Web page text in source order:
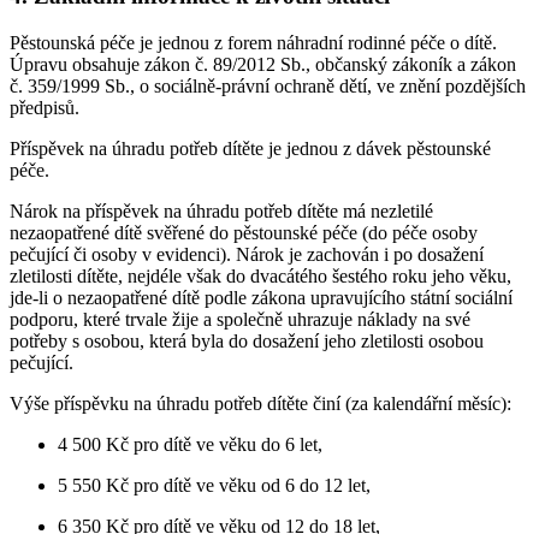
Pěstounská péče je jednou z forem náhradní rodinné péče o dítě.
Úpravu obsahuje zákon č. 89/2012 Sb., občanský zákoník a zákon
č. 359/1999 Sb., o sociálně-právní ochraně dětí, ve znění pozdějších
předpisů.
Příspěvek na úhradu potřeb dítěte je jednou z dávek pěstounské
péče.
Nárok na příspěvek na úhradu potřeb dítěte má nezletilé
nezaopatřené dítě svěřené do pěstounské péče (do péče osoby
pečující či osoby v evidenci). Nárok je zachován i po dosažení
zletilosti dítěte, nejdéle však do dvacátého šestého roku jeho věku,
jde-li o nezaopatřené dítě podle zákona upravujícího státní sociální
podporu, které trvale žije a společně uhrazuje náklady na své
potřeby s osobou, která byla do dosažení jeho zletilosti osobou
pečující.
Výše příspěvku na úhradu potřeb dítěte činí (za kalendářní měsíc):
4 500 Kč pro dítě ve věku do 6 let,
5 550 Kč pro dítě ve věku od 6 do 12 let,
6 350 Kč pro dítě ve věku od 12 do 18 let,